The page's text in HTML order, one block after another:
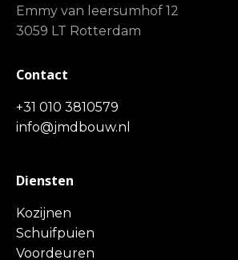
Emmy van leersumhof 12
3059 LT Rotterdam
Contact
+31 010 3810579
info@jmdbouw.nl
Diensten
Kozijnen
Schuifpuien
Voordeuren